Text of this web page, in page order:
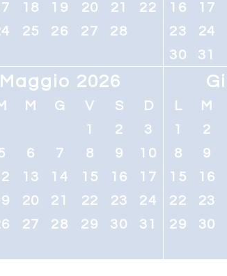
18 19 20 21
22
25 26 27 28
Maggio 2026
M G V S
D
1
2
3
6 7 8 9
10
13 14 15 16
17
20 21 22 23
24
27 28 29 30 31
16
17
23
24
30
31
L M
1
2
8
9
15
16
22
23
29
30